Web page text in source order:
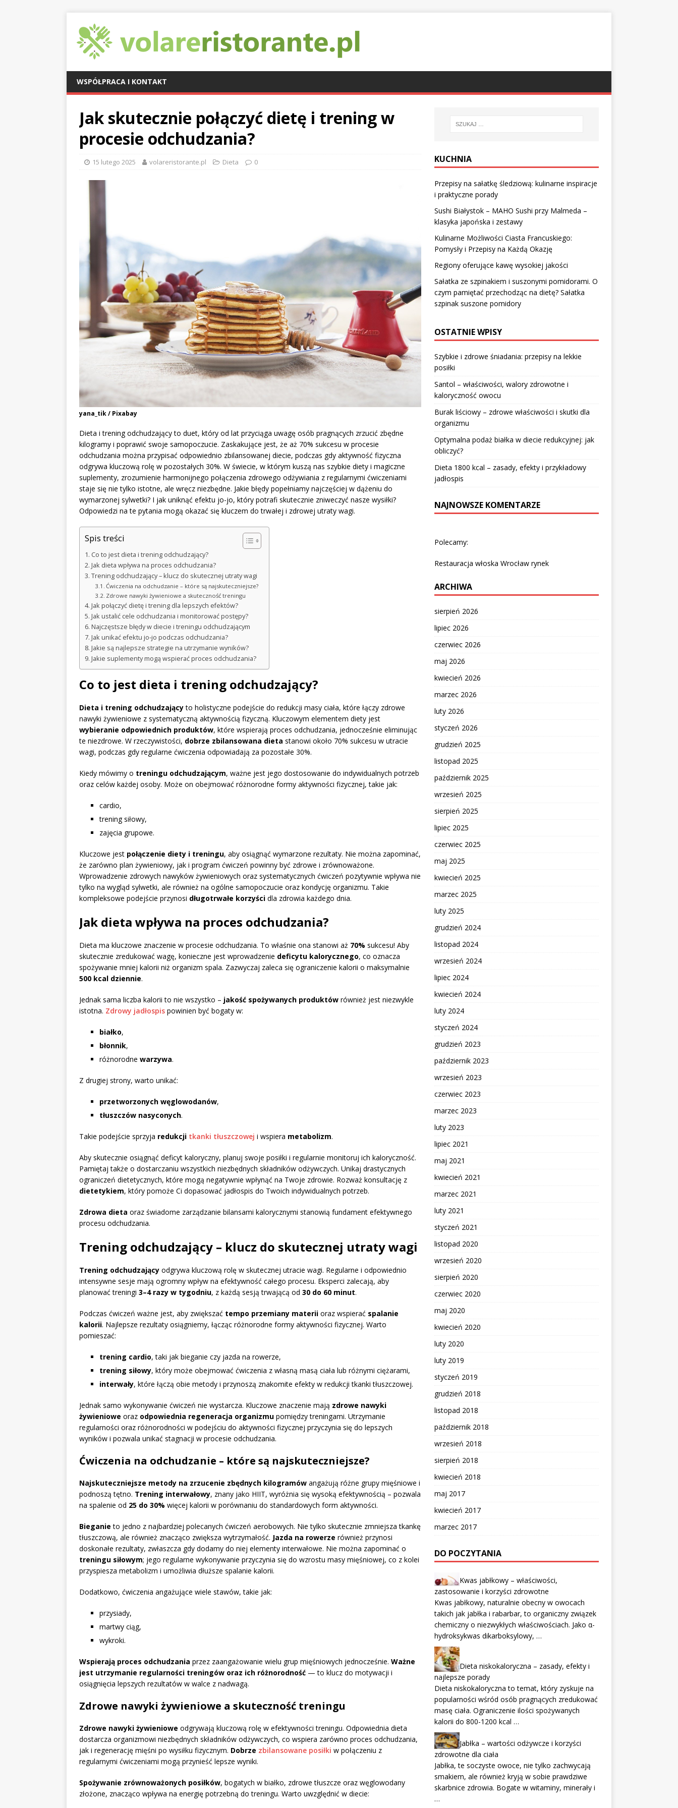
WSPÓŁPRACA I KONTAKT
Jak skutecznie połączyć dietę i trening w
procesie odchudzania?
15 lutego 2025 volareristorante.pl Dieta 0
yana_tik / Pixabay
Dieta i trening odchudzający to duet, który od lat przyciąga uwagę osób pragnących zrzucić zbędne
kilogramy i poprawić swoje samopoczucie. Zaskakujące jest, że aż 70% sukcesu w procesie
odchudzania można przypisać odpowiednio zbilansowanej diecie, podczas gdy aktywność fizyczna
odgrywa kluczową rolę w pozostałych 30%. W świecie, w którym kuszą nas szybkie diety i magiczne
suplementy, zrozumienie harmonijnego połączenia zdrowego odżywiania z regularnymi ćwiczeniami
staje się nie tylko istotne, ale wręcz niezbędne. Jakie błędy popełniamy najczęściej w dążeniu do
wymarzonej sylwetki? I jak uniknąć efektu jo-jo, który potrafi skutecznie zniweczyć nasze wysiłki?
Odpowiedzi na te pytania mogą okazać się kluczem do trwałej i zdrowej utraty wagi.
Spis treści
Co to jest dieta i trening odchudzający?
Jak dieta wpływa na proces odchudzania?
Trening odchudzający – klucz do skutecznej utraty wagi
Ćwiczenia na odchudzanie – które są najskuteczniejsze?
Zdrowe nawyki żywieniowe a skuteczność treningu
Jak połączyć dietę i trening dla lepszych efektów?
Jak ustalić cele odchudzania i monitorować postępy?
Najczęstsze błędy w diecie i treningu odchudzającym
Jak unikać efektu jo-jo podczas odchudzania?
Jakie są najlepsze strategie na utrzymanie wyników?
Jakie suplementy mogą wspierać proces odchudzania?
Co to jest dieta i trening odchudzający?
Dieta i trening odchudzającyto holistyczne podejście do redukcji masy ciała, które łączy zdrowe
nawyki żywieniowe z systematyczną aktywnością fizyczną. Kluczowym elementem diety jest
wybieranie odpowiednich produktów, które wspierają proces odchudzania, jednocześnie eliminując
te niezdrowe. W rzeczywistości, dobrze zbilansowana dieta stanowi około 70% sukcesu w utracie
wagi, podczas gdy regularne ćwiczenia odpowiadają za pozostałe 30%.
Kiedy mówimy o treningu odchudzającym, ważne jest jego dostosowanie do indywidualnych potrzeb
oraz celów każdej osoby. Może on obejmować różnorodne formy aktywności fizycznej, takie jak:
cardio,
trening siłowy,
zajęcia grupowe.
Kluczowe jest połączenie diety i treningu, aby osiągnąć wymarzone rezultaty. Nie można zapominać,
że zarówno plan żywieniowy, jak i program ćwiczeń powinny być zdrowe i zrównoważone.
Wprowadzenie zdrowych nawyków żywieniowych oraz systematycznych ćwiczeń pozytywnie wpływa nie
tylko na wygląd sylwetki, ale również na ogólne samopoczucie oraz kondycję organizmu. Takie
kompleksowe podejście przynosi długotrwałe korzyści dla zdrowia każdego dnia.
Jak dieta wpływa na proces odchudzania?
Dieta ma kluczowe znaczenie w procesie odchudzania. To właśnie ona stanowi aż 70% sukcesu! Aby
skutecznie zredukować wagę, konieczne jest wprowadzenie deficytu kalorycznego, co oznacza
spożywanie mniej kalorii niż organizm spala. Zazwyczaj zaleca się ograniczenie kalorii o maksymalnie
500 kcal dziennie.
Jednak sama liczba kalorii to nie wszystko – jakość spożywanych produktów również jest niezwykle
istotna. Zdrowy jadłospis powinien być bogaty w:
białko,
błonnik,
różnorodne warzywa.
Z drugiej strony, warto unikać:
przetworzonych węglowodanów,
tłuszczów nasyconych.
Takie podejście sprzyja redukcji tkanki tłuszczowej i wspiera metabolizm.
Aby skutecznie osiągnąć deficyt kaloryczny, planuj swoje posiłki i regularnie monitoruj ich kaloryczność.
Pamiętaj także o dostarczaniu wszystkich niezbędnych składników odżywczych. Unikaj drastycznych
ograniczeń dietetycznych, które mogą negatywnie wpłynąć na Twoje zdrowie. Rozważ konsultację z
dietetykiem, który pomoże Ci dopasować jadłospis do Twoich indywidualnych potrzeb.
Zdrowa dieta oraz świadome zarządzanie bilansami kalorycznymi stanowią fundament efektywnego
procesu odchudzania.
Trening odchudzający – klucz do skutecznej utraty wagi
Trening odchudzający odgrywa kluczową rolę w skutecznej utracie wagi. Regularne i odpowiednio
intensywne sesje mają ogromny wpływ na efektywność całego procesu. Eksperci zalecają, aby
planować treningi 3–4 razy w tygodniu, z każdą sesją trwającą od 30 do 60 minut.
Podczas ćwiczeń ważne jest, aby zwiększać tempo przemiany materii oraz wspierać spalanie
kalorii. Najlepsze rezultaty osiągniemy, łącząc różnorodne formy aktywności fizycznej. Warto
pomieszać:
trening cardio, taki jak bieganie czy jazda na rowerze,
trening siłowy, który może obejmować ćwiczenia z własną masą ciała lub różnymi ciężarami,
interwały, które łączą obie metody i przynoszą znakomite efekty w redukcji tkanki tłuszczowej.
Jednak samo wykonywanie ćwiczeń nie wystarcza. Kluczowe znaczenie mają zdrowe nawyki
żywieniowe oraz odpowiednia regeneracja organizmu pomiędzy treningami. Utrzymanie
regularności oraz różnorodności w podejściu do aktywności fizycznej przyczynia się do lepszych
wyników i pozwala unikać stagnacji w procesie odchudzania.
Ćwiczenia na odchudzanie – które są najskuteczniejsze?
Najskuteczniejsze metody na zrzucenie zbędnych kilogramów angażują różne grupy mięśniowe i
podnoszą tętno. Trening interwałowy, znany jako HIIT, wyróżnia się wysoką efektywnością – pozwala
na spalenie od 25 do 30% więcej kalorii w porównaniu do standardowych form aktywności.
Bieganie to jedno z najbardziej polecanych ćwiczeń aerobowych. Nie tylko skutecznie zmniejsza tkankę
tłuszczową, ale również znacząco zwiększa wytrzymałość. Jazda na rowerze również przynosi
doskonałe rezultaty, zwłaszcza gdy dodamy do niej elementy interwałowe. Nie można zapominać o
treningu siłowym; jego regularne wykonywanie przyczynia się do wzrostu masy mięśniowej, co z kolei
przyspiesza metabolizm i umożliwia dłuższe spalanie kalorii.
Dodatkowo, ćwiczenia angażujące wiele stawów, takie jak:
przysiady,
martwy ciąg,
wykroki.
Wspierają proces odchudzania przez zaangażowanie wielu grup mięśniowych jednocześnie. Ważne
jest utrzymanie regularności treningów oraz ich różnorodność — to klucz do motywacji i
osiągnięcia lepszych rezultatów w walce z nadwagą.
Zdrowe nawyki żywieniowe a skuteczność treningu
Zdrowe nawyki żywieniowe odgrywają kluczową rolę w efektywności treningu. Odpowiednia dieta
dostarcza organizmowi niezbędnych składników odżywczych, co wspiera zarówno proces odchudzania,
jak i regenerację mięśni po wysiłku fizycznym. Dobrze zbilansowane posiłki w połączeniu z
regularnymi ćwiczeniami mogą przynieść lepsze wyniki.
Spożywanie zrównoważonych posiłków, bogatych w białko, zdrowe tłuszcze oraz węglowodany
złożone, znacząco wpływa na energię potrzebną do treningu. Warto uwzględnić w diecie:
KUCHNIA
Przepisy na sałatkę śledziową: kulinarne inspiracje
i praktyczne porady
Sushi Białystok – MAHO Sushi przy Malmeda –
klasyka japońska i zestawy
Kulinarne Możliwości Ciasta Francuskiego:
Pomysły i Przepisy na Każdą Okazję
Regiony oferujące kawę wysokiej jakości
Sałatka ze szpinakiem i suszonymi pomidorami. O
czym pamiętać przechodząc na dietę? Sałatka
szpinak suszone pomidory
OSTATNIE WPISY
Szybkie i zdrowe śniadania: przepisy na lekkie
posiłki
Santol – właściwości, walory zdrowotne i
kaloryczność owocu
Burak liściowy – zdrowe właściwości i skutki dla
organizmu
Optymalna podaż białka w diecie redukcyjnej: jak
obliczyć?
Dieta 1800 kcal – zasady, efekty i przykładowy
jadłospis
NAJNOWSZE KOMENTARZE
Polecamy:
Restauracja włoska Wrocław rynek
ARCHIWA
sierpień 2026
lipiec 2026
czerwiec 2026
maj 2026
kwiecień 2026
marzec 2026
luty 2026
styczeń 2026
grudzień 2025
listopad 2025
październik 2025
wrzesień 2025
sierpień 2025
lipiec 2025
czerwiec 2025
maj 2025
kwiecień 2025
marzec 2025
luty 2025
grudzień 2024
listopad 2024
wrzesień 2024
lipiec 2024
kwiecień 2024
luty 2024
styczeń 2024
grudzień 2023
październik 2023
wrzesień 2023
czerwiec 2023
marzec 2023
luty 2023
lipiec 2021
maj 2021
kwiecień 2021
marzec 2021
luty 2021
styczeń 2021
listopad 2020
wrzesień 2020
sierpień 2020
czerwiec 2020
maj 2020
kwiecień 2020
luty 2020
luty 2019
styczeń 2019
grudzień 2018
listopad 2018
październik 2018
wrzesień 2018
sierpień 2018
kwiecień 2018
maj 2017
kwiecień 2017
marzec 2017
DO POCZYTANIA
Kwas jabłkowy – właściwości,
zastosowanie i korzyści zdrowotne
Kwas jabłkowy, naturalnie obecny w owocach
takich jak jabłka i rabarbar, to organiczny związek
chemiczny o niezwykłych właściwościach. Jako α-
hydroksykwas dikarboksylowy, …
Dieta niskokaloryczna – zasady, efekty i
najlepsze porady
Dieta niskokaloryczna to temat, który zyskuje na
popularności wśród osób pragnących zredukować
masę ciała. Ograniczenie ilości spożywanych
kalorii do 800-1200 kcal …
Jabłka – wartości odżywcze i korzyści
zdrowotne dla ciała
Jabłka, te soczyste owoce, nie tylko zachwycają
smakiem, ale również kryją w sobie prawdziwe
skarbnice zdrowia. Bogate w witaminy, minerały i
…